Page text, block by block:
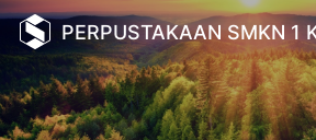
PERPUSTAKAAN SMKN 1